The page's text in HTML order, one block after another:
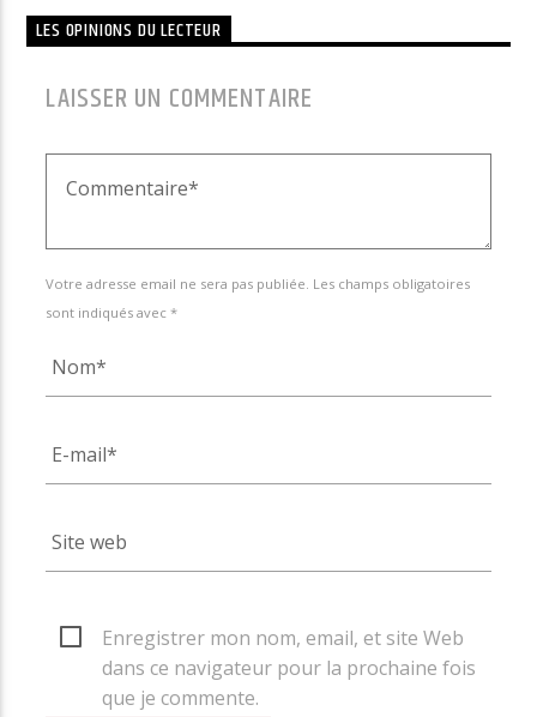
LES OPINIONS DU LECTEUR
LAISSER UN COMMENTAIRE
Votre adresse email ne sera pas publiée. Les champs obligatoires
sont indiqués avec *
Enregistrer mon nom, email, et site Web
dans ce navigateur pour la prochaine fois
que je commente.